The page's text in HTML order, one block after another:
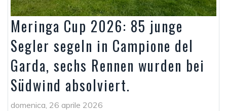
Meringa Cup 2026: 85 junge
Segler segeln in Campione del
Garda, sechs Rennen wurden bei
Südwind absolviert.
domenica, 26 aprile 2026